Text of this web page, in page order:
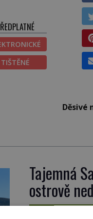
TIŠTĚNÉ
Děsivé
Tajemná
ostrově
„mořské